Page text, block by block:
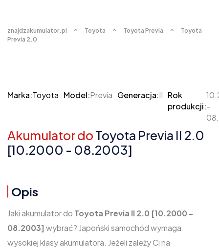
znajdzakumulator.pl Toyota Toyota Previa
Toyota
Previa 2.0
Marka:Toyota Model:Previa Generacja:II Rok
produkcji:-
Akumulator doToyota Previa II 2.0
[10.2000 - 08.2003]
Opis
Jaki akumulator do Toyota Previa II 2.0 [10.2000 -
08.2003] wybrać? Japoński samochód wymaga
wysokiej klasy akumulatora. Jeżeli zależy Ci na